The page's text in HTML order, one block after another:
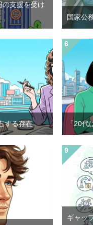
支援を受け
国家公
する存在
「20
ギャッ